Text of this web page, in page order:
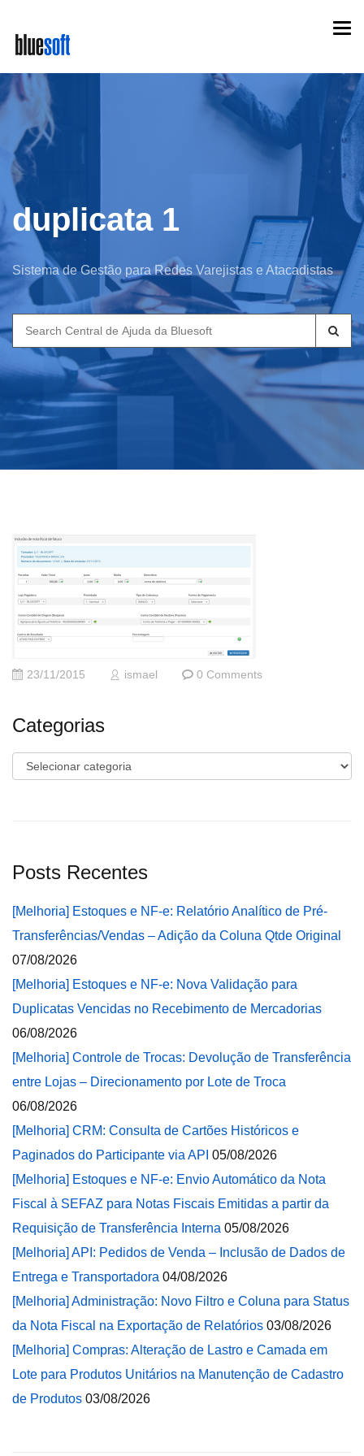
main
content
duplicata 1
Sistema de Gestão para Redes Varejistas e Atacadistas
Search
for:
23/11/2015 ismael 0 Comments
Categorias
Categorias
Posts Recentes
[Melhoria] Estoques e NF-e: Relatório Analítico de Pré-
Transferências/Vendas – Adição da Coluna Qtde Original
07/08/2026
[Melhoria] Estoques e NF-e: Nova Validação para
Duplicatas Vencidas no Recebimento de Mercadorias
06/08/2026
[Melhoria] Controle de Trocas: Devolução de Transferência
entre Lojas – Direcionamento por Lote de Troca
06/08/2026
[Melhoria] CRM: Consulta de Cartões Históricos e
Paginados do Participante via API 05/08/2026
[Melhoria] Estoques e NF-e: Envio Automático da Nota
Fiscal à SEFAZ para Notas Fiscais Emitidas a partir da
Requisição de Transferência Interna 05/08/2026
[Melhoria] API: Pedidos de Venda – Inclusão de Dados de
Entrega e Transportadora 04/08/2026
[Melhoria] Administração: Novo Filtro e Coluna para Status
da Nota Fiscal na Exportação de Relatórios 03/08/2026
[Melhoria] Compras: Alteração de Lastro e Camada em
Lote para Produtos Unitários na Manutenção de Cadastro
de Produtos 03/08/2026